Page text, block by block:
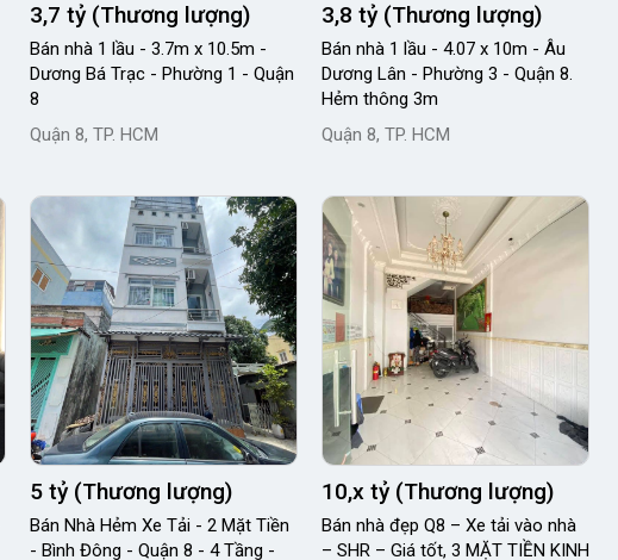
3,7 tỷ (Thương lượng)
Bán nhà 1 lầu - 3.7m x 10.5m -
Dương Bá Trạc - Phường 1 - Quận
8
Quận 8, TP. HCM
3,8 tỷ (Thương lượng)
Bán nhà 1 lầu - 4.07 x 10m - Âu
Dương Lân - Phường 3 - Quận 8.
Hẻm thông 3m
Quận 8, TP. HCM
5 tỷ (Thương lượng)
Bán Nhà Hẻm Xe Tải - 2 Mặt Tiền
- Bình Đông - Quận 8 - 4 Tầng -
10,x tỷ (Thương lượng)
Bán nhà đẹp Q8 – Xe tải vào nhà
– SHR – Giá tốt, 3 MẶT TIỀN KINH